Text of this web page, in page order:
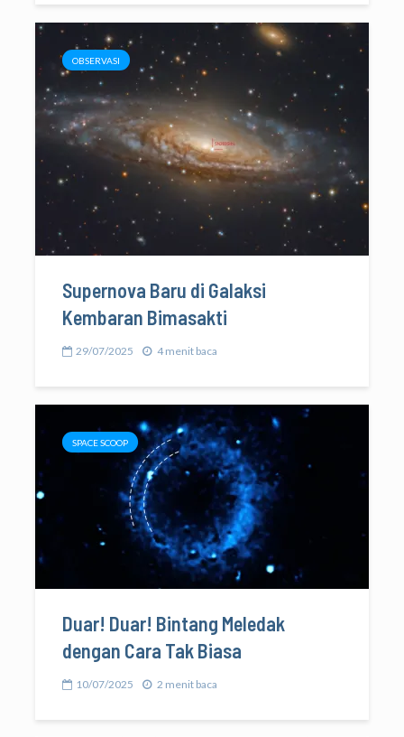
OBSERVASI
Supernova Baru di Galaksi
Kembaran Bimasakti
29/07/2025 4 menit baca
SPACE SCOOP
Duar! Duar! Bintang Meledak
dengan Cara Tak Biasa
10/07/2025 2 menit baca